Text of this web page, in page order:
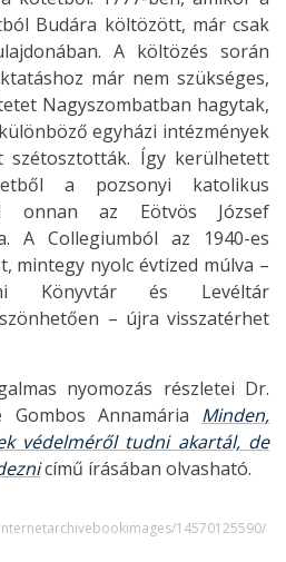
Budára költözött, már csak
A költözés során
már nem szükséges,
Nagyszombatban hagytak,
egyházi intézmények
szétosztották. Így kerülhetett
a pozsonyi katolikus
onnan az Eötvös József
A Collegiumból az 1940-es
mintegy nyolc évtized múlva –
Könyvtár és Levéltár
– újra visszatérhet
nyomozás részletei Dr.
Gombos Annamária Minden,
védelméről tudni akartál, de
című írásában olvasható.
14570125590/